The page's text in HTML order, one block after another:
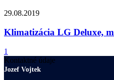
29.08.2019
Klimatizácia LG Deluxe,
1
Kontaktné údaje
Jozef Vojtek